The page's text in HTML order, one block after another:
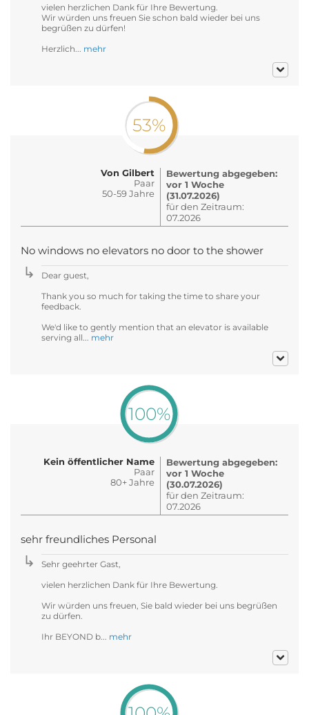
vielen herzlichen Dank für Ihre Bewertung.
Wir würden uns freuen Sie schon bald wieder bei uns
begrüßen zu dürfen!
Herzlich... mehr
53%
Von Gilbert
Paar
50-59 Jahre
Bewertung abgegeben:
vor 1 Woche
(31.07.2026)
für den Zeitraum:
07.2026
No windows no elevators no door to the shower
Dear guest,
Thank you so much for taking the time to share your
feedback.
We'd like to gently mention that an elevator is available
serving all... mehr
100%
Kein öffentlicher Name
Paar
80+ Jahre
Bewertung abgegeben:
vor 1 Woche
(30.07.2026)
für den Zeitraum:
07.2026
sehr freundliches Personal
Sehr geehrter Gast,
vielen herzlichen Dank für Ihre Bewertung.
Wir würden uns freuen, Sie bald wieder bei uns begrüßen
zu dürfen.
Ihr BEYOND b... mehr